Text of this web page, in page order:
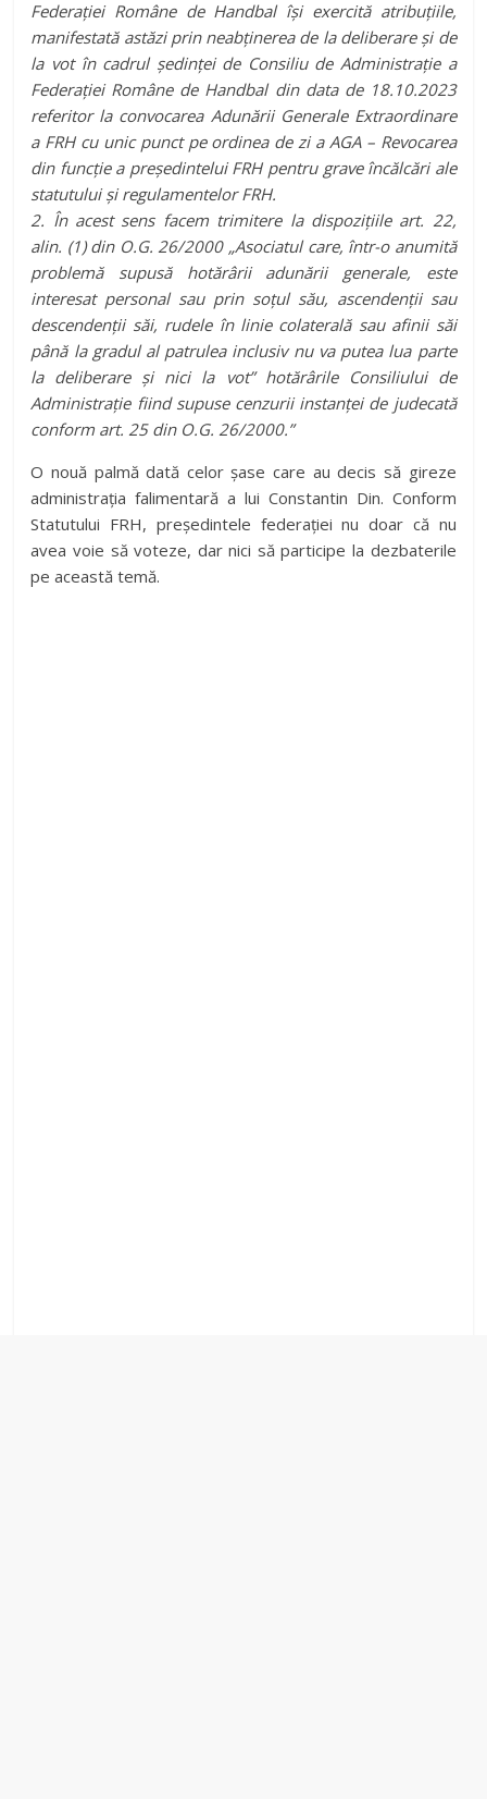
Federației Române de Handbal își exercită atribuțiile,
manifestată astăzi prin neabținerea de la deliberare și de
la vot în cadrul ședinței de Consiliu de Administrație a
Federației Române de Handbal din data de 18.10.2023
referitor la convocarea Adunării Generale Extraordinare
a FRH cu unic punct pe ordinea de zi a AGA – Revocarea
din funcție a președintelui FRH pentru grave încălcări ale
statutului și regulamentelor FRH.
2. În acest sens facem trimitere la dispozițiile art. 22,
alin. (1) din O.G. 26/2000 „Asociatul care, într-o anumită
problemă supusă hotărârii adunării generale, este
interesat personal sau prin soţul său, ascendenții sau
descendenții săi, rudele în linie colaterală sau afinii săi
până la gradul al patrulea inclusiv nu va putea lua parte
la deliberare şi nici la vot” hotărârile Consiliului de
Administrație fiind supuse cenzurii instanței de judecată
conform art. 25 din O.G. 26/2000.”
O nouă palmă dată celor șase care au decis să gireze
administrația falimentară a lui Constantin Din. Conform
Statutului FRH, președintele federației nu doar că nu
avea voie să voteze, dar nici să participe la dezbaterile
pe această temă.